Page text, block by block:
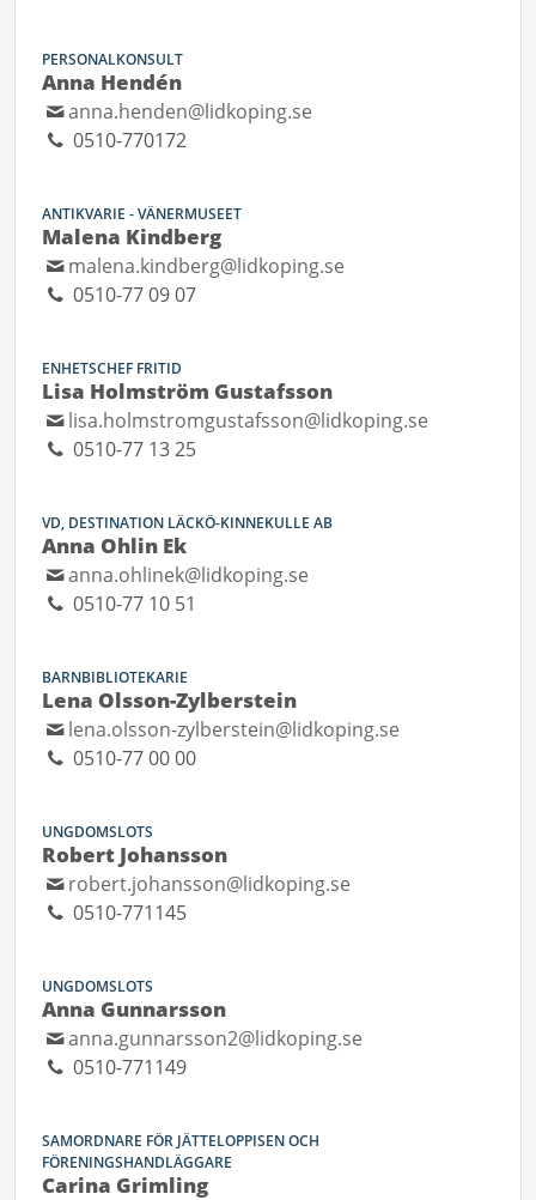
PERSONALKONSULT
Anna Hendén
anna.henden@lidkoping.se
0510-770172
ANTIKVARIE - VÄNERMUSEET
Malena Kindberg
malena.kindberg@lidkoping.se
0510-77 09 07
ENHETSCHEF FRITID
Lisa Holmström Gustafsson
lisa.holmstromgustafsson@lidkoping.se
0510-77 13 25
VD, DESTINATION LÄCKÖ-KINNEKULLE AB
Anna Ohlin Ek
anna.ohlinek@lidkoping.se
0510-77 10 51
BARNBIBLIOTEKARIE
Lena Olsson-Zylberstein
lena.olsson-zylberstein@lidkoping.se
0510-77 00 00
UNGDOMSLOTS
Robert Johansson
robert.johansson@lidkoping.se
0510-771145
UNGDOMSLOTS
Anna Gunnarsson
anna.gunnarsson2@lidkoping.se
0510-771149
SAMORDNARE FÖR JÄTTELOPPISEN OCH
FÖRENINGSHANDLÄGGARE
Carina Grimling